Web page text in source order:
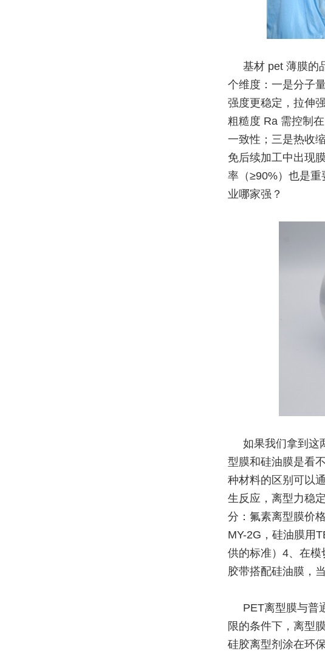
基材 pet 薄膜的
个维度：一是分子
强度更稳定，拉伸
粗糙度 Ra 需控制
一致性；三是热收
免后续加工中出现
率（≥90%）也是
业哪家强？
如果我们拿到这
型膜和硅油膜是看
种材料的区别可以
生反应，离型力稳
分：氟素离型膜价
MY-2G，硅油膜用
供的标准）4、在
胶带搭配硅油膜，
PET离型膜与普
限的条件下，离型
硅胶离型剂涂在环